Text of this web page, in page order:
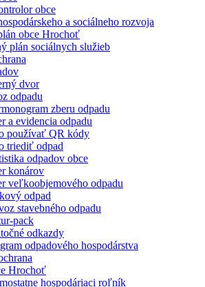
obce
a sociálneho rozvoja
obce Hrochoť
plán sociálnych služieb
dvor
odpadu
zberu odpadu
a evidencia odpadu
používať QR kódy
triediť odpad
odpadov obce
konárov
veľkoobjemového odpadu
odpad
stavebného odpadu
pack
odkazdy
odpadového hospodárstva
Hrochoť
hospodáriaci roľník